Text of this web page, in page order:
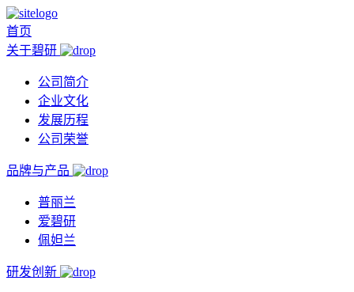
首页
关于碧研
公司简介
企业文化
发展历程
公司荣誉
品牌与产品
普丽兰
爱碧研
佩妲兰
研发创新